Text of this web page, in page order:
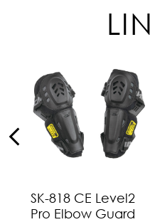
SK-818 CE Level2
Pro Elbow Guard